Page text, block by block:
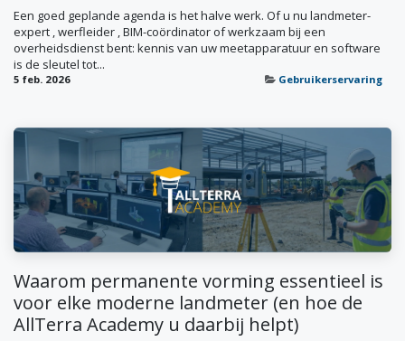
Een goed geplande agenda is het halve werk. Of u nu landmeter-
expert , werfleider , BIM-coördinator of werkzaam bij een
overheidsdienst bent: kennis van uw meetapparatuur en software
is de sleutel tot...
5 feb. 2026 Gebruikerservaring
Waarom permanente vorming essentieel is
voor elke moderne landmeter (en hoe de
AllTerra Academy u daarbij helpt)